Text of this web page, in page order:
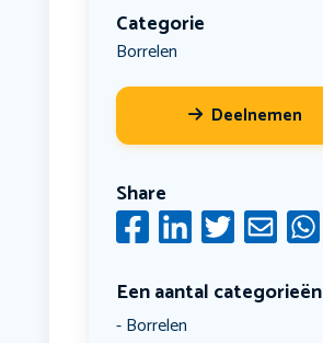
Categorie
Borrelen
Deelnemen
Share
Een aantal categorieën
Borrelen